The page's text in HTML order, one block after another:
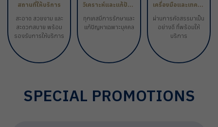
สถานที่ให้บริการ
สะอาด สวยงาม และ
สะดวกสบาย พร้อม
รองรับการให้บริการ
วิเคราะห์และแก้ปัญหาเฉพาะราย
ทุกเคสมีการรักษาและ
แก้ปัญหาเฉพาะบุคคล
เครื่องมือและเทคโนโลยี
ผ่านการคัดสรรมาเป็น
อย่างดี ที่พร้อมให้
บริการ
SPECIAL PROMOTIONS